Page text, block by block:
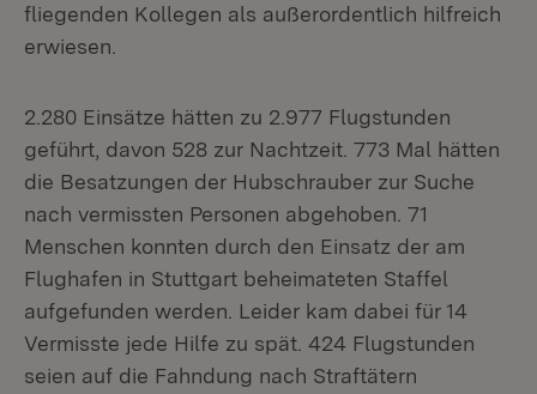
fliegenden Kollegen als außerordentlich hilfreich
erwiesen.
2.280 Einsätze hätten zu 2.977 Flugstunden
geführt, davon 528 zur Nachtzeit. 773 Mal hätten
die Besatzungen der Hubschrauber zur Suche
nach vermissten Personen abgehoben. 71
Menschen konnten durch den Einsatz der am
Flughafen in Stuttgart beheimateten Staffel
aufgefunden werden. Leider kam dabei für 14
Vermisste jede Hilfe zu spät. 424 Flugstunden
seien auf die Fahndung nach Straftätern